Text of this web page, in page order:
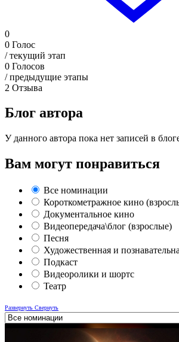
0
0 Голос
/ текущий этап
0 Голосов
/ предыдущие этапы
2 Отзыва
Блог автора
У данного автора пока нет записей в
Вам могут понравиться
Все номинации
Короткометражное кино
Документальное кино
Видеопередача\блог (взрослые)
Песня
Художественная и
Подкаст
Видеоролики и шортс
Театр
Развернуть Свернуть